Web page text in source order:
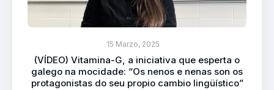
15 Marzo, 2025
(VÍDEO) Vitamina-G, a iniciativa que esperta o
galego na mocidade: “Os nenos e nenas son os
protagonistas do seu propio cambio lingüístico”